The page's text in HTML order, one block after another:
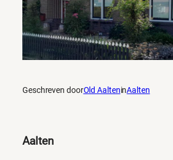
Geschreven doorOld AalteninAalten
Aalten